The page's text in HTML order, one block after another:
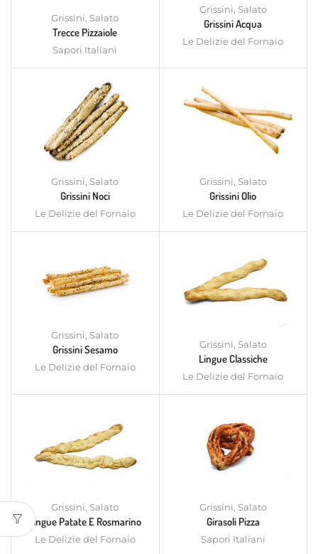
Grissini, Salato
Trecce Pizzaiole
Sapori Italiani
Grissini, Salato
Grissini Acqua
Le Delizie del Fornaio
Grissini, Salato
Grissini Noci
Le Delizie del Fornaio
Grissini, Salato
Grissini Olio
Le Delizie del Fornaio
Grissini, Salato
Grissini Sesamo
Le Delizie del Fornaio
Grissini, Salato
Lingue Classiche
Le Delizie del Fornaio
Grissini, Salato
Lingue Patate E Rosmarino
Le Delizie del Fornaio
Grissini, Salato
Girasoli Pizza
Sapori Italiani